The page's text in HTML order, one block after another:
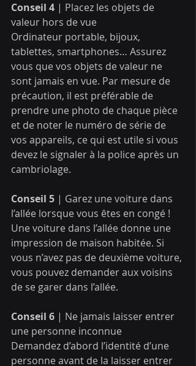
Conseil 4 | Placez les objets de
valeur hors de vue
Ordinateur portable, bijoux,
tablettes, smartphones… Assurez
vous que vos objets de valeur ne
sont jamais en vue. Par mesure de
précaution, il est préférable de
prendre une photo de chaque pièce
et de noter le numéro de série de
vos appareils, ce qui est utile si vous
devez le signaler à la police après un
cambriolage.
Conseil 5 | Garez une voiture dans
l’allée lorsque vous êtes en congé !
Une voiture dans l’allée donne une
impression de maison habitée. Si
vous n’avez pas de deuxième voiture,
vous pouvez demander aux voisins
de se garer dans l’allée.
Conseil 6 | Ne jamais laisser entrer
une personne inconnue
Demandez d’abord l’identité d’une
personne avant de la laisser entrer